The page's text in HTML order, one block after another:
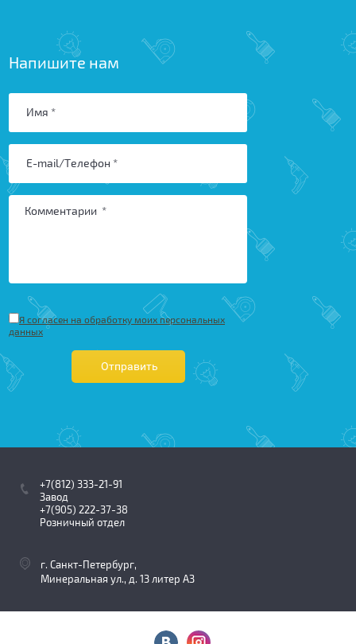
Напишите нам
Я согласен на обработку моих персональных
данных
Отправить
+7(812) 333-21-91
Завод
+7(905) 222-37-38
Розничный отдел
г. Санкт-Петербург,
Минеральная ул., д. 13 литер АЗ